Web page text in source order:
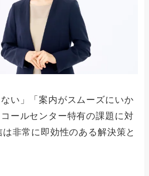
ない」「案内がスムーズにいか
ールセンター特有の課題に対
非常に即効性のある解決策と